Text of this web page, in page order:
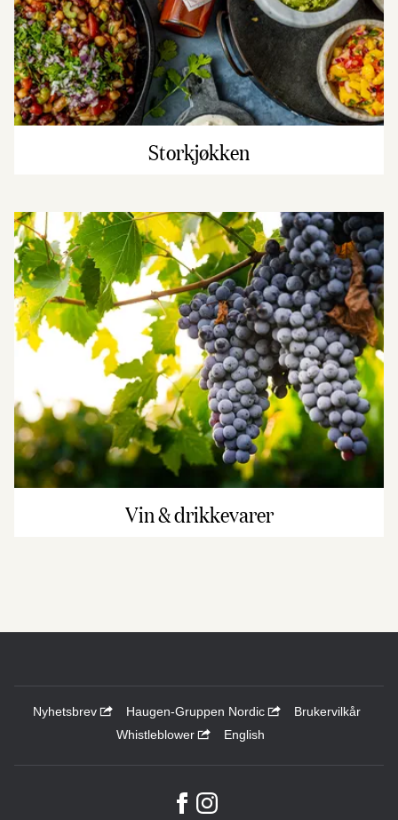
Storkjøkken
Vin & drikkevarer
Nyhetsbrev Haugen-Gruppen Nordic
Brukervilkår
Whistleblower
English